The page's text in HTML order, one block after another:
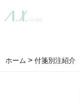
ホーム >付箋別注紹介